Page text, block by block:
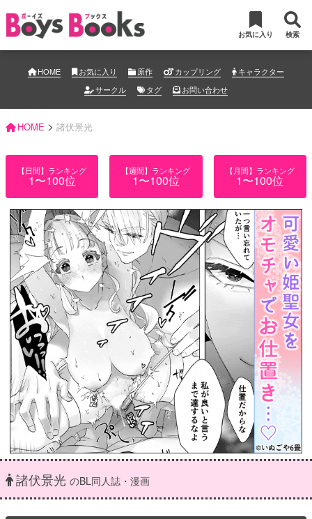
お気に入り 検索
HOME お気に入り 原作 カップリング
キャラクター
サークル
タグ お問い合わせ
HOME > 諸伏景光
【日間】ランキング
1〜100位
【週間】ランキング
1〜100位
【月間】ランキング
1〜100位
諸伏景光 のBL同人誌・漫画